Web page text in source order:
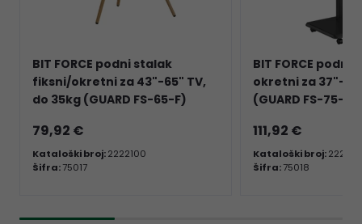
BIT FORCE podni stalak
fiksni/okretni za 43"-65" TV,
do 35kg (GUARD FS-65-F)
79,92 €
Kataloški broj:2222100
Šifra:75017
BIT FORCE podni
okretni za 37"-
(GUARD FS-75-S)
111,92 €
Kataloški broj:
Šifra:75018